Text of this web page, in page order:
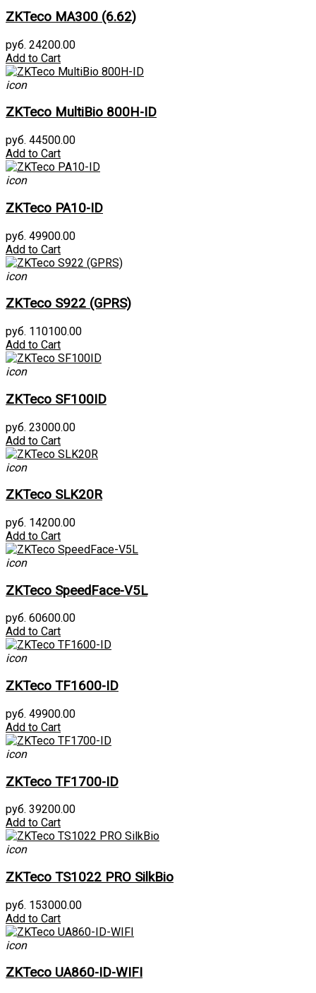
ZKTeco MA300 (6.62)
руб. 24200.00
Add to Cart
icon
ZKTeco MultiBio 800H-ID
руб. 44500.00
Add to Cart
icon
ZKTeco PA10-ID
руб. 49900.00
Add to Cart
icon
ZKTeco S922 (GPRS)
руб. 110100.00
Add to Cart
icon
ZKTeco SF100ID
руб. 23000.00
Add to Cart
icon
ZKTeco SLK20R
руб. 14200.00
Add to Cart
icon
ZKTeco SpeedFace-V5L
руб. 60600.00
Add to Cart
icon
ZKTeco TF1600-ID
руб. 49900.00
Add to Cart
icon
ZKTeco TF1700-ID
руб. 39200.00
Add to Cart
icon
ZKTeco TS1022 PRO SilkBio
руб. 153000.00
Add to Cart
icon
ZKTeco UA860-ID-WIFI